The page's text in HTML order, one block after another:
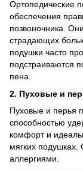
Ортопедические
обеспечения
позвоночника.
страдающих
подушки часто
подстраиваются
пена.
2. Пуховые и
Пуховые и перья
способностью
комфорт и
мягких
аллергиями.